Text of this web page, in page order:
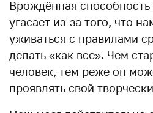
Врождённая способность
угасает из-за того, что
уживаться с правилами
делать «как все». Чем
человек, тем реже он
проявлять свой